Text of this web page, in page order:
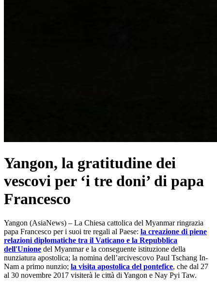
Yangon, la gratitudine dei
vescovi per ‘i tre doni’ di papa
Francesco
Yangon (AsiaNews) – La Chiesa cattolica del Myanmar ringrazia
papa Francesco per i suoi tre regali al Paese: la creazione di piene
relazioni diplomatiche tra il Vaticano e la Repubblica
dell'Unione del Myanmar e la conseguente istituzione della
nunziatura apostolica; la nomina dell’arcivescovo Paul Tschang In-
Nam a primo nunzio; la visita apostolica del pontefice, che dal 27
al 30 novembre 2017 visiterà le città di Yangon e Nay Pyi Taw.